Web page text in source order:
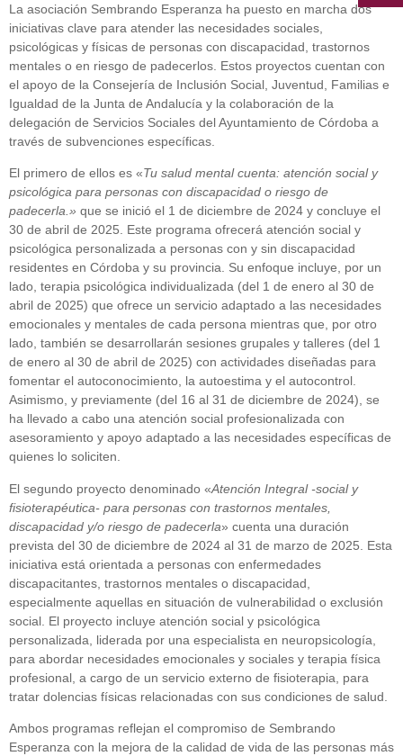
La asociación Sembrando Esperanza ha puesto en marcha dos
iniciativas clave para atender las necesidades sociales,
psicológicas y físicas de personas con discapacidad, trastornos
mentales o en riesgo de padecerlos. Estos proyectos cuentan con
el apoyo de la Consejería de Inclusión Social, Juventud, Familias e
Igualdad de la Junta de Andalucía y la colaboración de la
delegación de Servicios Sociales del Ayuntamiento de Córdoba a
través de subvenciones específicas.
El primero de ellos es «Tu salud mental cuenta: atención social y
psicológica para personas con discapacidad o riesgo de
padecerla.» que se inició el 1 de diciembre de 2024 y concluye el
30 de abril de 2025. Este programa ofrecerá atención social y
psicológica personalizada a personas con y sin discapacidad
residentes en Córdoba y su provincia. Su enfoque incluye, por un
lado, terapia psicológica individualizada (del 1 de enero al 30 de
abril de 2025) que ofrece un servicio adaptado a las necesidades
emocionales y mentales de cada persona mientras que, por otro
lado, también se desarrollarán sesiones grupales y talleres (del 1
de enero al 30 de abril de 2025) con actividades diseñadas para
fomentar el autoconocimiento, la autoestima y el autocontrol.
Asimismo, y previamente (del 16 al 31 de diciembre de 2024), se
ha llevado a cabo una atención social profesionalizada con
asesoramiento y apoyo adaptado a las necesidades específicas de
quienes lo soliciten.
El segundo proyecto denominado «Atención Integral -social y
fisioterapéutica- para personas con trastornos mentales,
discapacidad y/o riesgo de padecerla» cuenta una duración
prevista del 30 de diciembre de 2024 al 31 de marzo de 2025. Esta
iniciativa está orientada a personas con enfermedades
discapacitantes, trastornos mentales o discapacidad,
especialmente aquellas en situación de vulnerabilidad o exclusión
social. El proyecto incluye atención social y psicológica
personalizada, liderada por una especialista en neuropsicología,
para abordar necesidades emocionales y sociales y terapia física
profesional, a cargo de un servicio externo de fisioterapia, para
tratar dolencias físicas relacionadas con sus condiciones de salud.
Ambos programas reflejan el compromiso de Sembrando
Esperanza con la mejora de la calidad de vida de las personas más